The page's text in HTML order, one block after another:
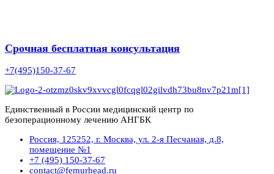
Срочная бесплатная консультация
+7(495)150-37-67
Единственный в России медицинский центр по
безоперационному лечению АНГБК
Россия, 125252, г. Москва, ул. 2-я Песчаная, д.8,
помещение №1
+7 (495) 150-37-67
contact@femurhead.ru